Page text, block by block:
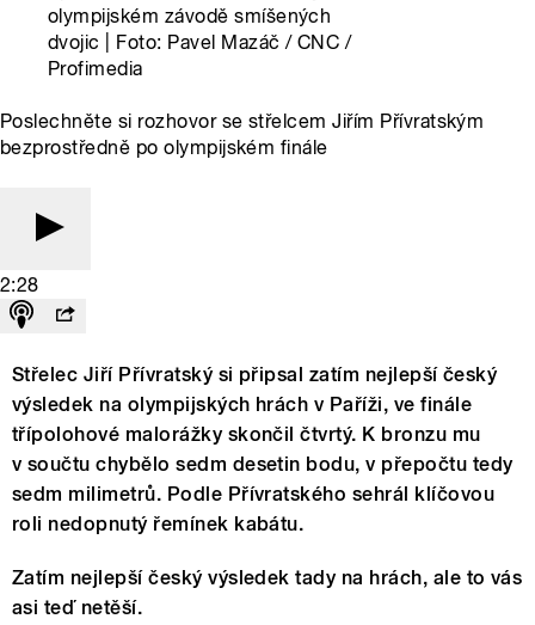
olympijském závodě smíšených
dvojic | Foto: Pavel Mazáč / CNC /
Profimedia
Poslechněte si rozhovor se střelcem Jiřím Přívratským
bezprostředně po olympijském finále
2:28
Střelec Jiří Přívratský si připsal zatím nejlepší český
výsledek na olympijských hrách v Paříži, ve finále
třípolohové malorážky skončil čtvrtý. K bronzu mu
v součtu chybělo sedm desetin bodu, v přepočtu tedy
sedm milimetrů. Podle Přívratského sehrál klíčovou
roli nedopnutý řemínek kabátu.
Zatím nejlepší český výsledek tady na hrách, ale to vás
asi teď netěší.